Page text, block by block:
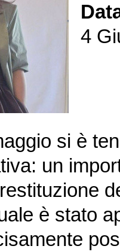
4
si è
un
è stato